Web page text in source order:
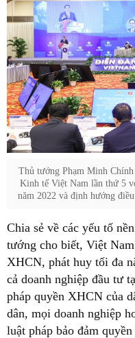
Thủ tướng Phạm Minh
Kinh tế Việt Nam lần thứ 5
năm 2022 và định hướng
Chia sẻ về các yếu tố
tướng cho biết, Việt
XHCN, phát huy tối đa
cả doanh nghiệp đầu tư
pháp quyền XHCN của
dân, mọi doanh nghiệp
luật pháp bảo đảm